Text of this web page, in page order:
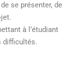
se présenter, de
à l’étudiant
difficultés.